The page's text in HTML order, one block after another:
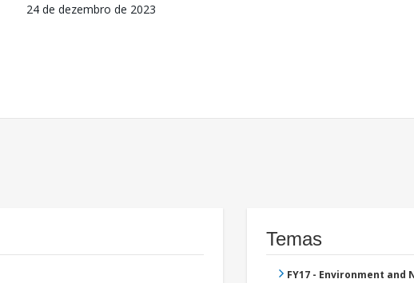
24 de dezembro de 2023
Temas
FY17 - Environment